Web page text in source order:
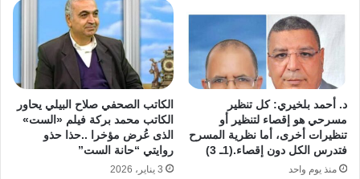
د. أحمد بلخيري: كل تنظير
مسرحي هو إقصاء لتنظير أو
تنظيرات أخرى، أما نظرية المسرح
فتدرس الكل دون إقصاء.(1ـ 3)
منذ يوم واحد
الكاتب الصحفي صلاح البيلي يحاور
الكاتب محمد بركة فيلم «الست»
الذى عُرض مؤخرا ..حذا حذو
روايتي “حانة الست”
3 يناير، 2026